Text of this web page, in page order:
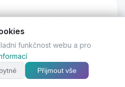
funkčnost webu a pro
Přijmout vše